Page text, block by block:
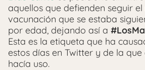
aquellos que defienden seguir
vacunación que se estaba
por edad, dejando así a
Esta es la etiqueta que ha
estos días en Twitter y de la
hacía uso.